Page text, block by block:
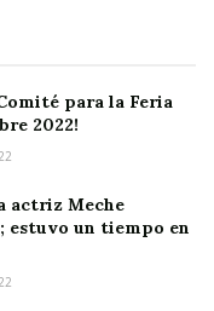
Ciudad
pagar, el ahora
para la Feria
2022!
actriz Meche
estuvo un tiempo en